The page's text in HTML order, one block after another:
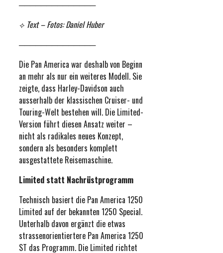
──────────────
⟡ Text – Fotos: Daniel Huber
──────────────
Die Pan America war deshalb von Beginn
an mehr als nur ein weiteres Modell. Sie
zeigte, dass Harley-Davidson auch
ausserhalb der klassischen Cruiser- und
Touring-Welt bestehen will. Die Limited-
Version führt diesen Ansatz weiter –
nicht als radikales neues Konzept,
sondern als besonders komplett
ausgestattete Reisemaschine.
Limited statt Nachrüstprogramm
Technisch basiert die Pan America 1250
Limited auf der bekannten 1250 Special.
Unterhalb davon ergänzt die etwas
strassenorientiertere Pan America 1250
ST das Programm. Die Limited richtet